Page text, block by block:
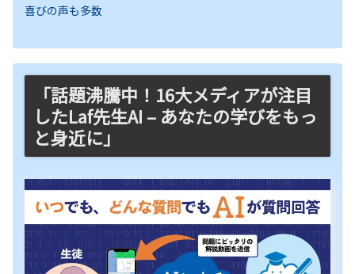
喜びの声も多数
「話題沸騰中！16大メディアが注目
したLaf先生AI – あなたの学びをもっ
と身近に」